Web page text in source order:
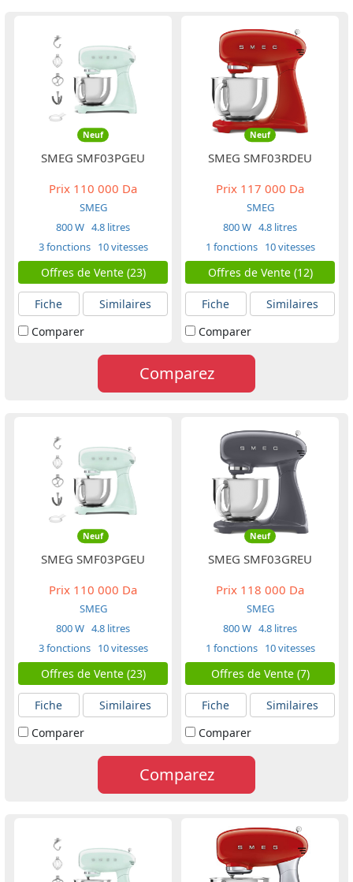
Neuf
SMEG SMF03PGEU
Prix 110 000 Da
SMEG
800 W 4.8 litres
3 fonctions 10 vitesses
Offres de Vente (23)
Fiche
Similaires
Comparer
Neuf
SMEG SMF03RDEU
Prix 117 000 Da
SMEG
800 W 4.8 litres
1 fonctions 10 vitesses
Offres de Vente (12)
Fiche
Similaires
Comparer
Comparez
Neuf
SMEG SMF03PGEU
Prix 110 000 Da
SMEG
800 W 4.8 litres
3 fonctions 10 vitesses
Offres de Vente (23)
Fiche
Similaires
Comparer
Neuf
SMEG SMF03GREU
Prix 118 000 Da
SMEG
800 W 4.8 litres
1 fonctions 10 vitesses
Offres de Vente (7)
Fiche
Similaires
Comparer
Comparez